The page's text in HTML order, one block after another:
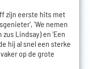
zijn eerste hits met
'We nemen
zus Lindsay) en 'Een
hij al snel een sterke
op de grote